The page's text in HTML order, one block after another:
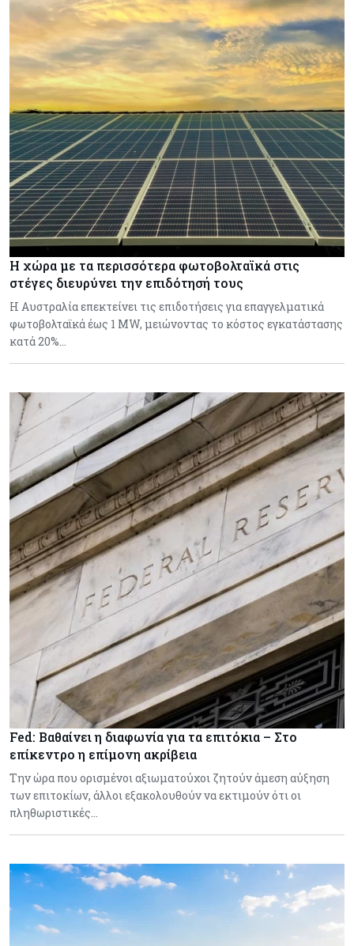
Η χώρα με τα περισσότερα φωτοβολταϊκά στις
στέγες διευρύνει την επιδότησή τους
Η Αυστραλία επεκτείνει τις επιδοτήσεις για επαγγελματικά
φωτοβολταϊκά έως 1 MW, μειώνοντας το κόστος εγκατάστασης
κατά 20%…
Fed: Βαθαίνει η διαφωνία για τα επιτόκια – Στο
επίκεντρο η επίμονη ακρίβεια
Την ώρα που ορισμένοι αξιωματούχοι ζητούν άμεση αύξηση
των επιτοκίων, άλλοι εξακολουθούν να εκτιμούν ότι οι
πληθωριστικές…